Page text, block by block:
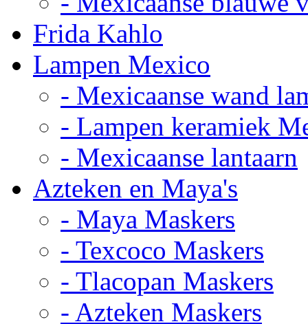
Frida Kahlo
Lampen Mexico
- Mexicaanse wand
- Lampen keramiek
- Mexicaanse lantaarn
Azteken en Maya's
- Maya Maskers
- Texcoco Maskers
- Tlacopan Maskers
- Azteken Maskers